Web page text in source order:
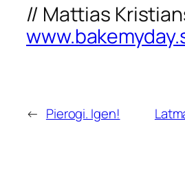
// Mattias
← Pierogi. Igen!